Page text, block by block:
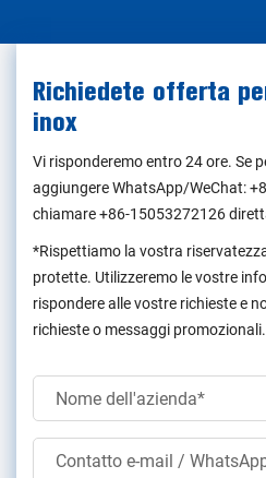
Richiedete offerta
inox
Vi risponderemo entro 24 ore. Se
aggiungere WhatsApp/WeChat:
chiamare+86-15053272126
*Rispettiamo la vostra
protette. Utilizzeremo le vostre
rispondere alle vostre richieste e
richieste o messaggi promozionali.